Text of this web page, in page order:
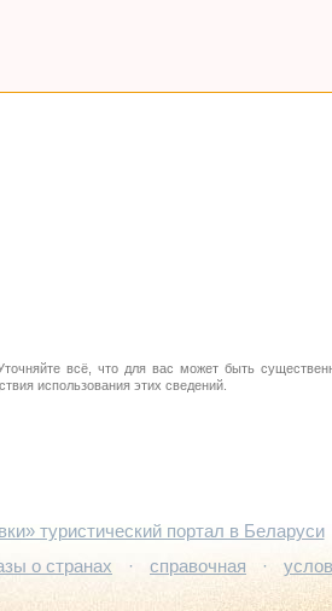
всё, что для вас может быть
использования этих сведений.
туристический портал в Беларуси
о странах · справочная ·